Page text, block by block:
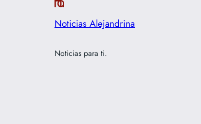
Noticias Alejandrina
Noticias para ti.